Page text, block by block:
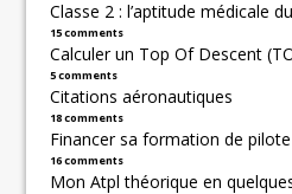
Classe 2 : l’aptitude médicale
15 comments
Calculer un Top Of Descent
5 comments
Citations aéronautiques
18 comments
Financer sa formation de pilote
16 comments
Mon Atpl théorique en